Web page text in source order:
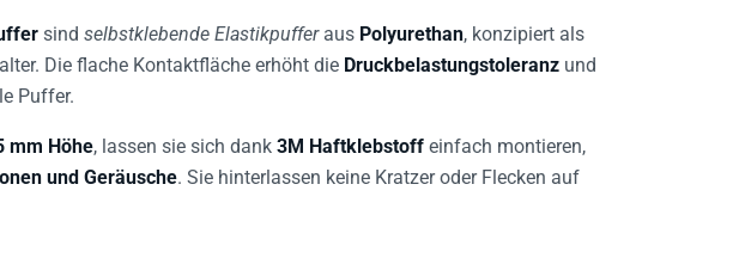
sind selbstklebende Elastikpufferaus Polyurethan , konzipiert als
Die flache Kontaktfläche erhöht die Druckbelastungstoleranz und
Puffer.
mm Höhe , lassen sie sich dank 3M Haftklebstoff einfach montieren,
und Geräusche . Sie hinterlassen keine Kratzer oder Flecken auf